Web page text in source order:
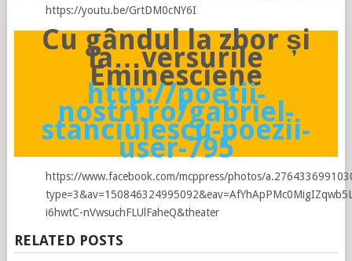
https://youtu.be/GrtDM0cNY6I
Cu gândul la zbor și
la…versurile
Eminesciene
http://poetii-
nostri.ro/gabriel-
stanciulescu-poezii-
user-795
https://www.facebook.com/mcppress/photos/
i6hwtC-nVwsuchFLUlFaheQ&theater
RELATED POSTS